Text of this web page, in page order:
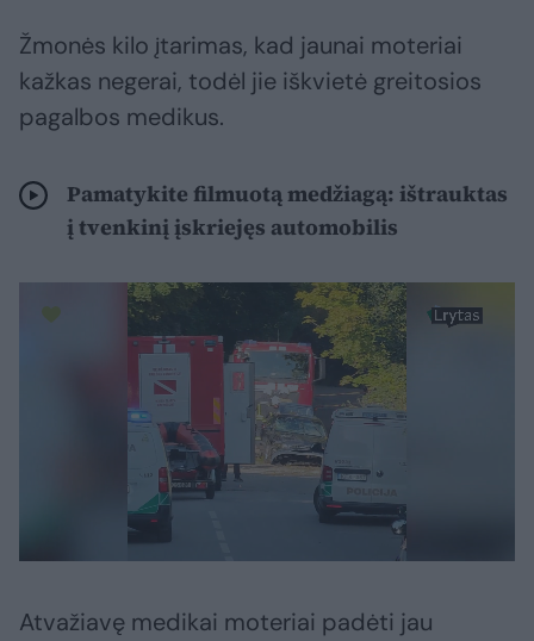
Žmonės kilo įtarimas, kad jaunai moteriai
kažkas negerai, todėl jie iškvietė greitosios
pagalbos medikus.
Pamatykite filmuotą medžiagą: ištrauktas
į tvenkinį įskriejęs automobilis
Atvažiavę medikai moteriai padėti jau